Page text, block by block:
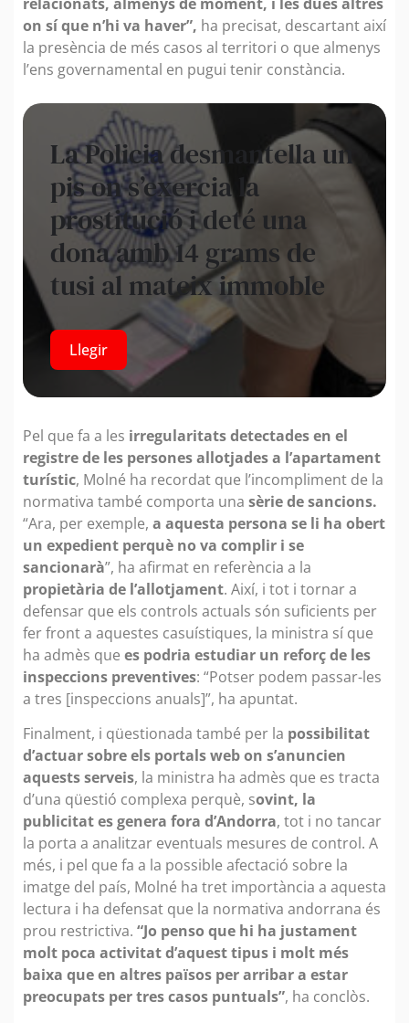
on sí que n’hi va haver”, ha precisat, descartant així
la presència de més casos al territori o que almenys
l’ens governamental en pugui tenir constància.
La Policia desmantella un
pis on s’exercia la
prostitució i deté una
dona amb 14 grams de
tusi al mateix immoble
Llegir
Pel que fa a les irregularitats detectades en el
registre de les persones allotjades a l’apartament
turístic, Molné ha recordat que l’incompliment de la
normativa també comporta una sèrie de sancions.
“Ara, per exemple, a aquesta persona se li ha obert
un expedient perquè no va complir i se
sancionarà”, ha afirmat en referència a la
propietària de l’allotjament. Així, i tot i tornar a
defensar que els controls actuals són suficients per
fer front a aquestes casuístiques, la ministra sí que
ha admès que es podria estudiar un reforç de les
inspeccions preventives: “Potser podem passar-les
a tres [inspeccions anuals]”, ha apuntat.
Finalment, i qüestionada també per la possibilitat
d’actuar sobre els portals web on s’anuncien
aquests serveis, la ministra ha admès que es tracta
d’una qüestió complexa perquè, sovint, la
publicitat es genera fora d’Andorra, tot i no tancar
la porta a analitzar eventuals mesures de control. A
més, i pel que fa a la possible afectació sobre la
imatge del país, Molné ha tret importància a aquesta
lectura i ha defensat que la normativa andorrana és
prou restrictiva. “Jo penso que hi ha justament
molt poca activitat d’aquest tipus i molt més
baixa que en altres països per arribar a estar
preocupats per tres casos puntuals”, ha conclòs.